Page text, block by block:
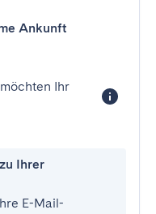
Ankunft
Ihr
Ihrer
E-Mail-